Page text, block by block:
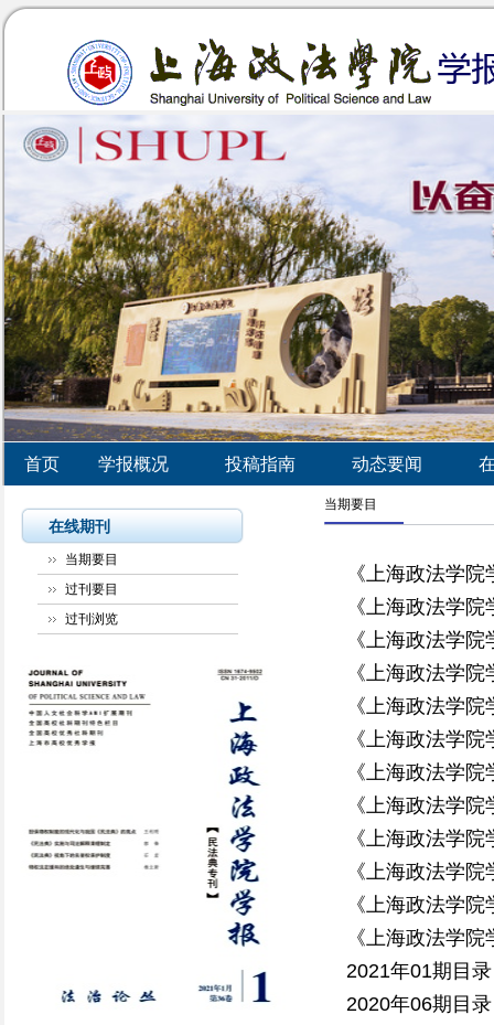
首页 学报概况 投稿指南 动态要闻
在线期刊
当期要目
过刊要目
过刊浏览
当期要目
《上海政法学
《上海政法学
《上海政法学
《上海政法学
《上海政法学
《上海政法学
《上海政法学
《上海政法学
《上海政法学
《上海政法学
《上海政法学
《上海政法学
2021年01期目录
2020年06期目录